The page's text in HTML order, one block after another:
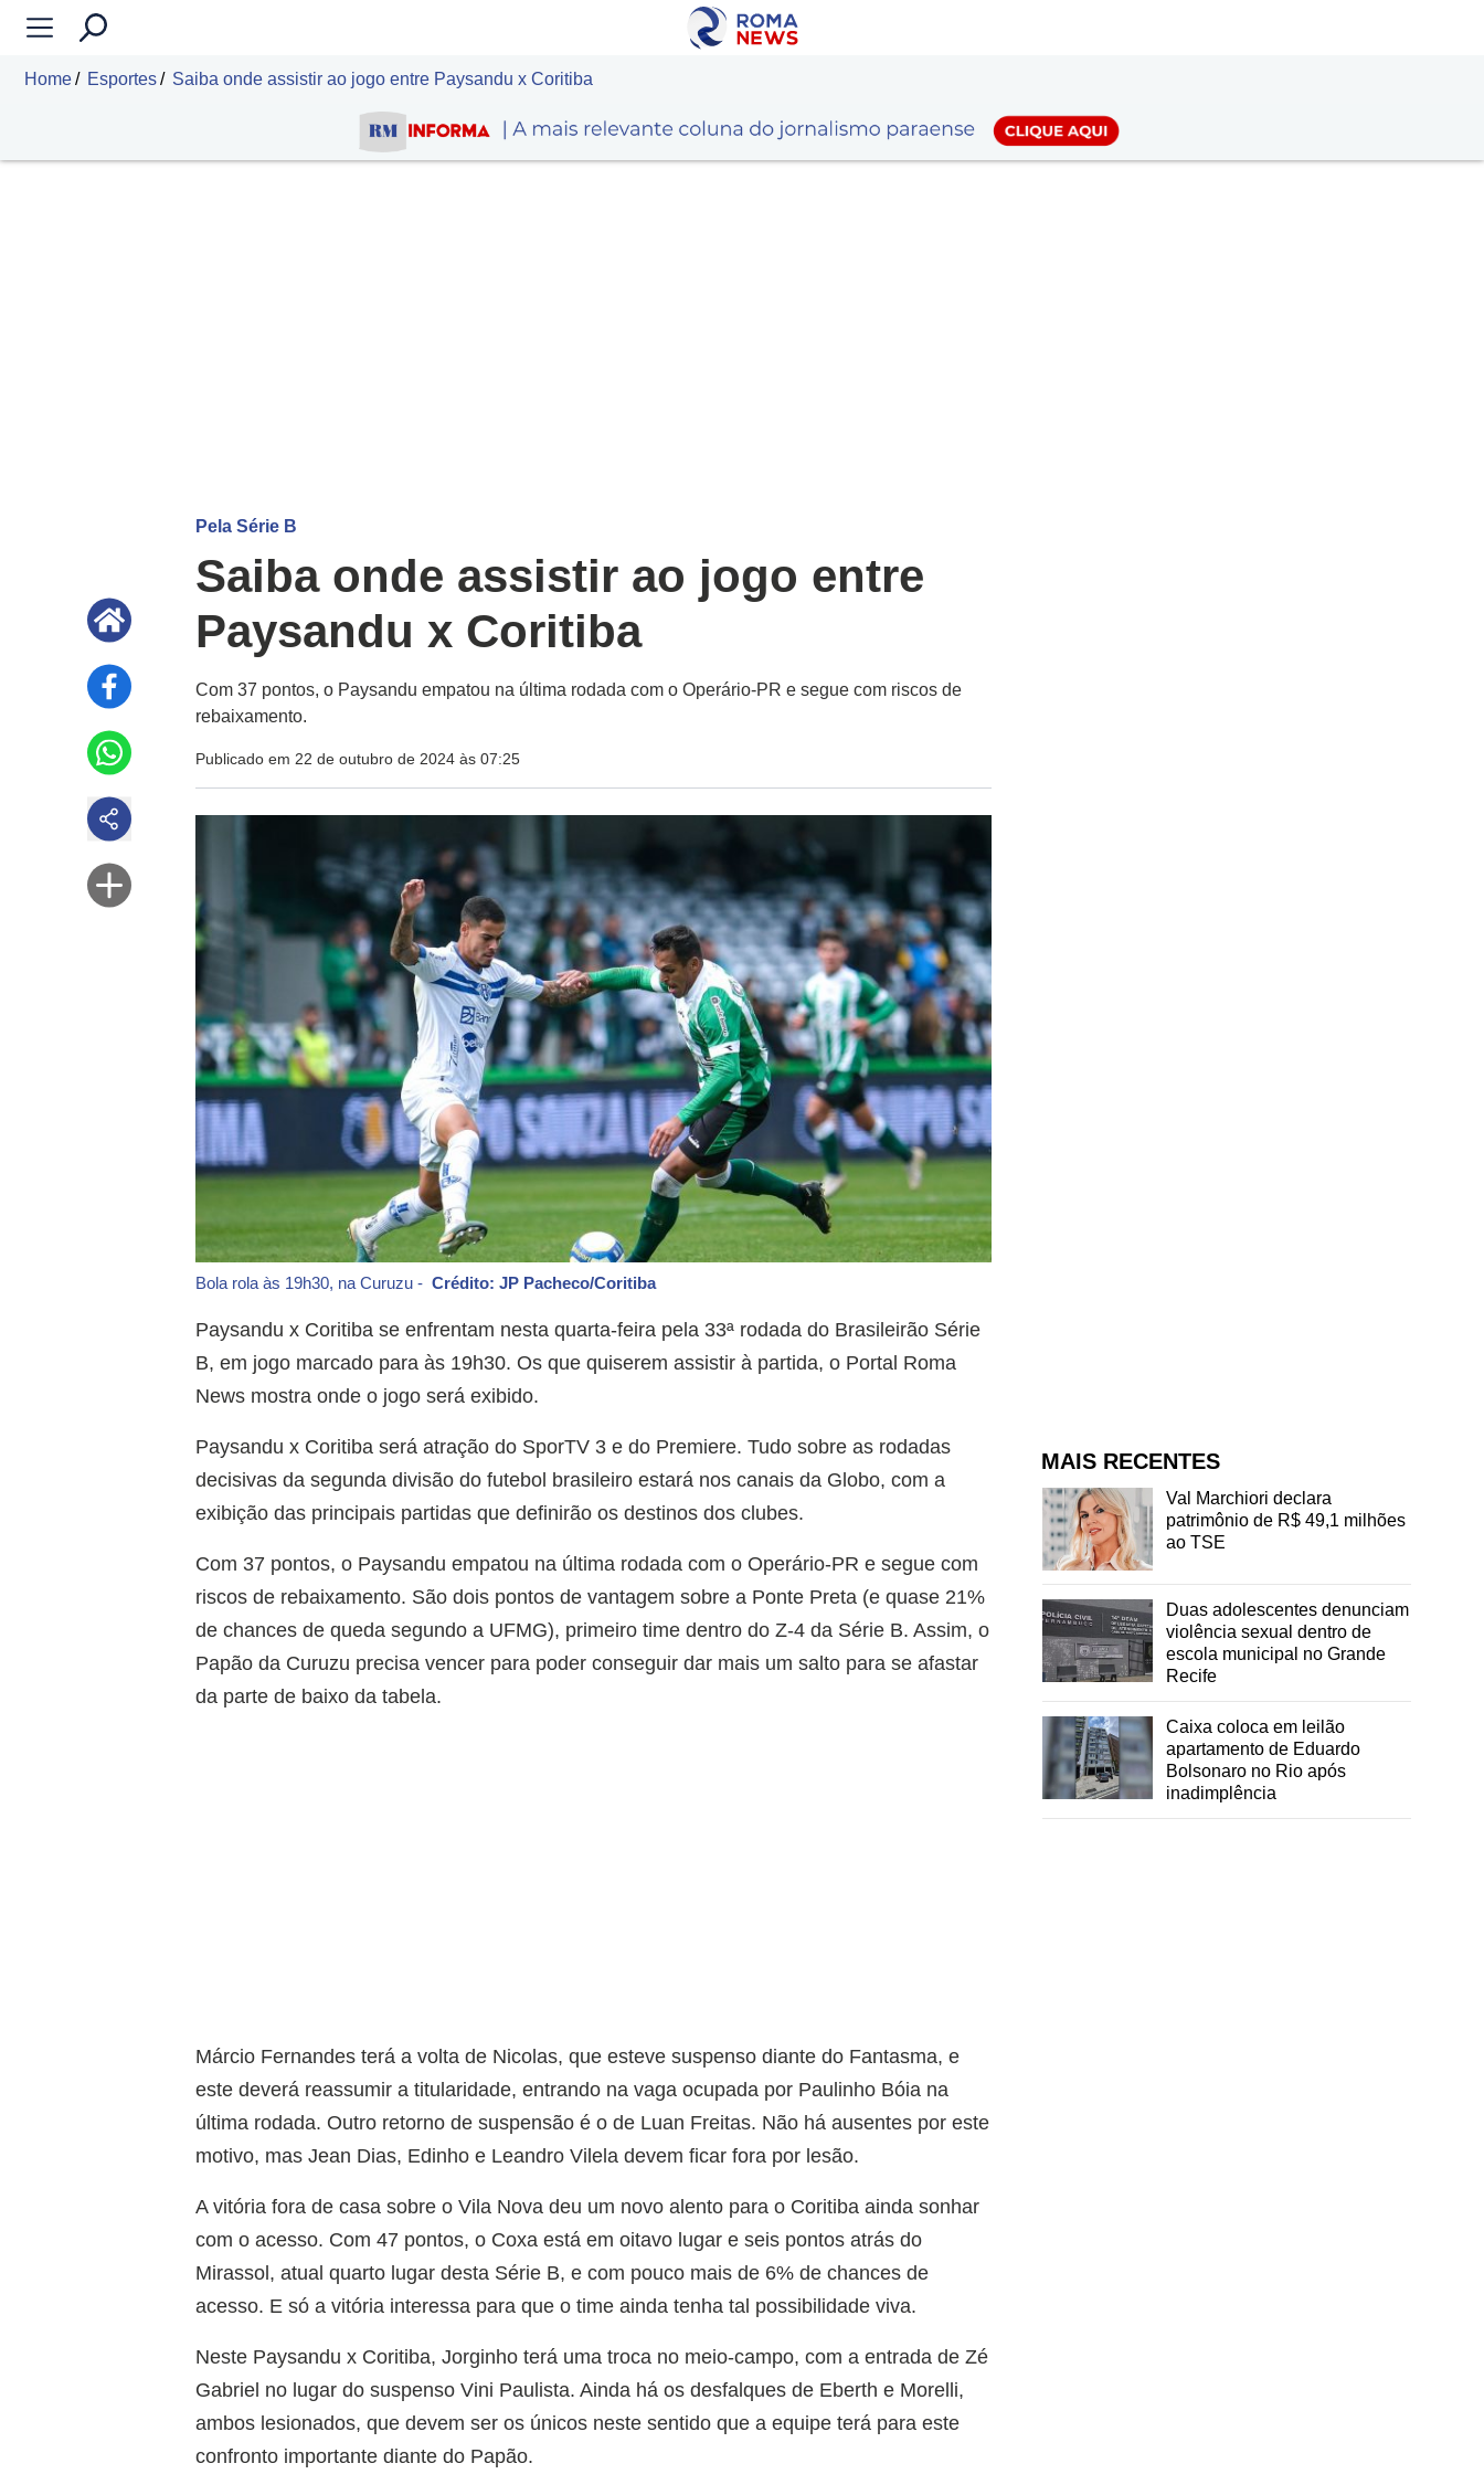
Home Esportes Saiba onde assistir ao jogo entre Paysandu x Coritiba
Pela Série B
Saiba onde assistir ao jogo entre
Paysandu x Coritiba
Com 37 pontos, o Paysandu empatou na última rodada com o Operário-PR e segue com riscos de
rebaixamento.
Publicado em 22 de outubro de 2024 às 07:25
Bola rola às 19h30, na Curuzu -Crédito: JP Pacheco/Coritiba
Paysandu x Coritiba se enfrentam nesta quarta-feira pela 33ª rodada do Brasileirão Série
B, em jogo marcado para às 19h30. Os que quiserem assistir à partida, o Portal Roma
News mostra onde o jogo será exibido.
Paysandu x Coritiba será atração do SporTV 3 e do Premiere. Tudo sobre as rodadas
decisivas da segunda divisão do futebol brasileiro estará nos canais da Globo, com a
exibição das principais partidas que definirão os destinos dos clubes.
Com 37 pontos, o Paysandu empatou na última rodada com o Operário-PR e segue com
riscos de rebaixamento. São dois pontos de vantagem sobre a Ponte Preta (e quase 21%
de chances de queda segundo a UFMG), primeiro time dentro do Z-4 da Série B. Assim, o
Papão da Curuzu precisa vencer para poder conseguir dar mais um salto para se afastar
da parte de baixo da tabela.
Márcio Fernandes terá a volta de Nicolas, que esteve suspenso diante do Fantasma, e
este deverá reassumir a titularidade, entrando na vaga ocupada por Paulinho Bóia na
última rodada. Outro retorno de suspensão é o de Luan Freitas. Não há ausentes por este
motivo, mas Jean Dias, Edinho e Leandro Vilela devem ficar fora por lesão.
A vitória fora de casa sobre o Vila Nova deu um novo alento para o Coritiba ainda sonhar
com o acesso. Com 47 pontos, o Coxa está em oitavo lugar e seis pontos atrás do
Mirassol, atual quarto lugar desta Série B, e com pouco mais de 6% de chances de
acesso. E só a vitória interessa para que o time ainda tenha tal possibilidade viva.
Neste Paysandu x Coritiba, Jorginho terá uma troca no meio-campo, com a entrada de Zé
Gabriel no lugar do suspenso Vini Paulista. Ainda há os desfalques de Eberth e Morelli,
ambos lesionados, que devem ser os únicos neste sentido que a equipe terá para este
confronto importante diante do Papão.
MAIS RECENTES
Val Marchiori declara
patrimônio de R$ 49,1 milhões
ao TSE
Duas adolescentes denunciam
violência sexual dentro de
escola municipal no Grande
Recife
Caixa coloca em leilão
apartamento de Eduardo
Bolsonaro no Rio após
inadimplência